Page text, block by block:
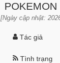
[Ngày cập nhật:
Tác giả
Tình trạng